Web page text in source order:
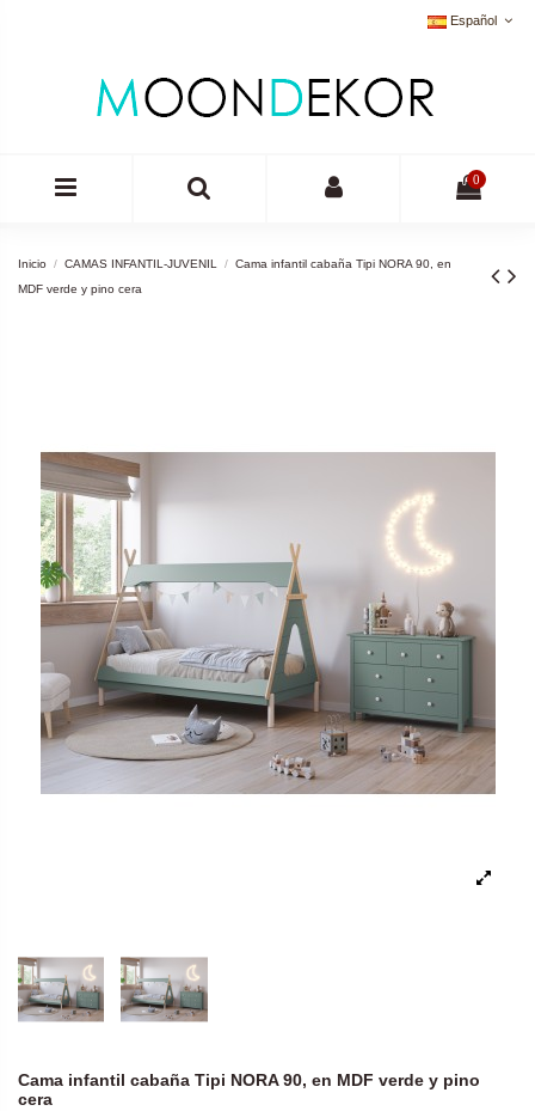
Español
0
Inicio CAMAS INFANTIL-JUVENIL
Cama infantil cabaña Tipi NORA 90, en
MDF verde y pino cera
Cama infantil cabaña Tipi NORA 90, en MDF verde y pino
cera